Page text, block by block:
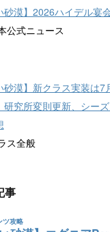
砂漠】2026ハイデル宴
公式ニュース
砂漠】新クラス実装は
研究所変則更新、シー
ス全般
事